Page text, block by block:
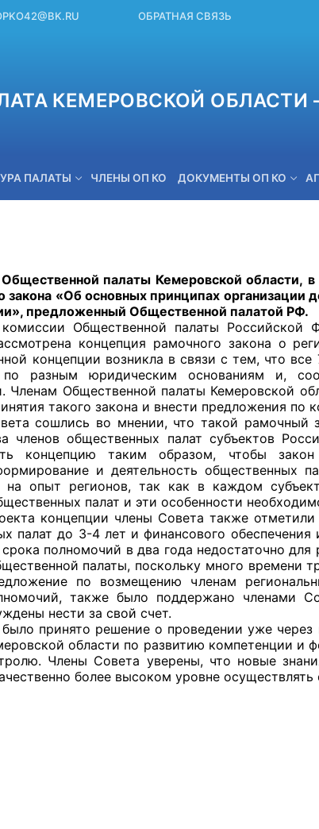
ОБРАТНАЯ СВЯЗЬ
КЕМЕРОВСКОЙ ОБЛАСТИ
ПАЛАТЫ ЧЛЕНЫ ОП КО ДОКУМЕНТЫ ОП КО
ОБРАТНАЯ СВЯЗЬ
органах федеральных органов
независимой оценки качества условий
палаты Кемеровской области, в
«Об основных принципах организации
предложенный Общественной палатой РФ.
Общественной палаты Российской
концепция рамочного закона о
концепции возникла в связи с тем, что
по разным юридическим основаниям и,
Общественной палаты Кемеровской
такого закона и внести предложения по
во мнении, что такой рамочный
членов общественных палат субъектов
концепцию таким образом, чтобы
и деятельность общественных
на опыт регионов, так как в каждом
палат и эти особенности
концепции члены Совета также отметили
палат до 3-4 лет и финансового обеспечения
полномочий в два года недостаточно
палаты, поскольку много времени
по возмещению членам
также было поддержано членами
нести за свой счет.
принято решение о проведении уже через
области по развитию компетенции и
Члены Совета уверены, что новые
более высоком уровне